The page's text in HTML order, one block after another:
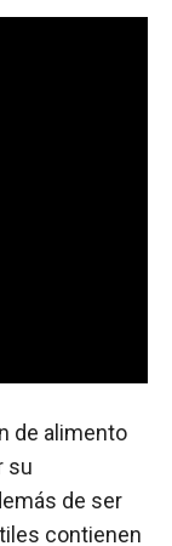
de alimento
su
de ser
contienen